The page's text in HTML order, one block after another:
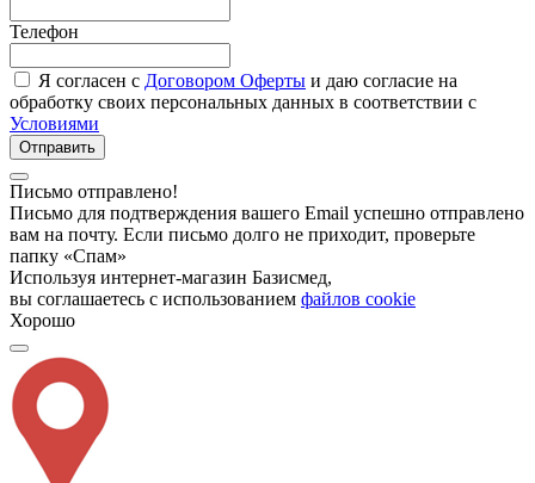
Телефон
Я согласен с Договором Оферты и даю согласие на
обработку своих персональных данных в соответствии с
Условиями
Отправить
Письмо отправлено!
Письмо для подтверждения вашего Email успешно отправлено
вам на почту. Если письмо долго не приходит, проверьте
папку «Спам»
Используя интернет-магазин Базисмед,
вы соглашаетесь с использованием файлов cookie
Хорошо